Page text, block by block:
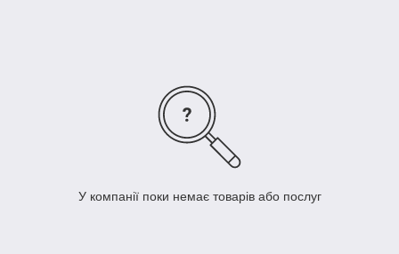
У компанії поки немає товарів або послуг